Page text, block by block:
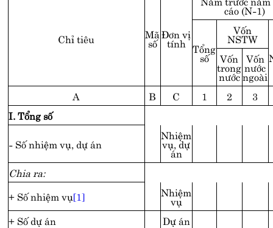
Chỉ tiêu Mã
số
Đơn vị
tính
cáo (N-1)
Tổng
số
Vốn
NSTW
Vốn
trong
nước
Vốn
nước
ngoài
A
B C 1 2
3
I. Tổng số
- Số nhiệm vụ, dự án
Nhiệm
vụ, dự
án
Chia ra:
+ Số nhiệm vụ[1] Nhiệm
vụ
+ Số dự án
Dự án